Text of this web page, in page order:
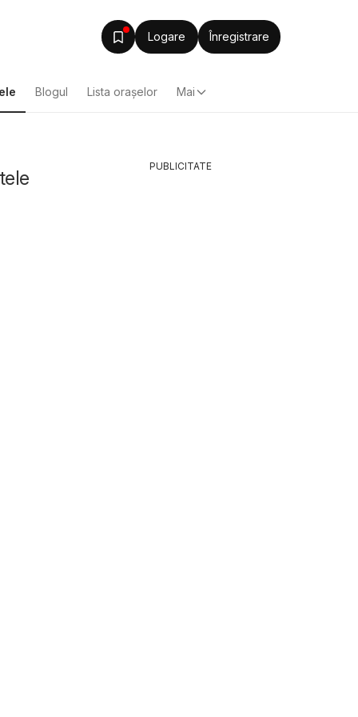
Logare Înregistrare
Blogul Lista oraşelor Mai
PUBLICITATE